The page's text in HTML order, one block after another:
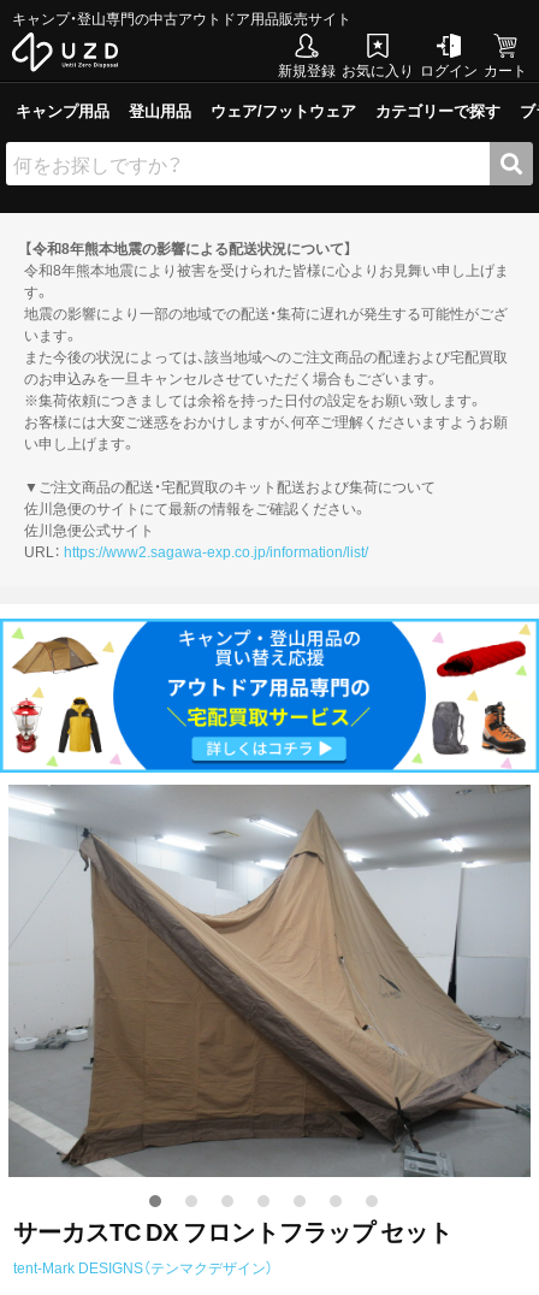
キャンプ・登山専門の中古アウトドア用品販売サイト
新規登録 お気に入り ログイン カート
キャンプ用品 登山用品 ウェア/フットウェア カテゴリーで探す
【令和8年熊本地震の影響による配送状況について】
令和8年熊本地震により被害を受けられた皆様に心よりお見舞い申し上げま
す。
地震の影響により一部の地域での配送・集荷に遅れが発生する可能性がござ
います。
また今後の状況によっては、該当地域へのご注文商品の配達および宅配買取
のお申込みを一旦キャンセルさせていただく場合もございます。
※集荷依頼につきましては余裕を持った日付の設定をお願い致します。
お客様には大変ご迷惑をおかけしますが、何卒ご理解くださいますようお願
い申し上げます。
▼ご注文商品の配送・宅配買取のキット配送および集荷について
佐川急便のサイトにて最新の情報をご確認ください。
佐川急便公式サイト
URL： https://www2.sagawa-exp.co.jp/information/list/
サーカスTC DX フロントフラップ セット
tent-Mark DESIGNS（テンマクデザイン）